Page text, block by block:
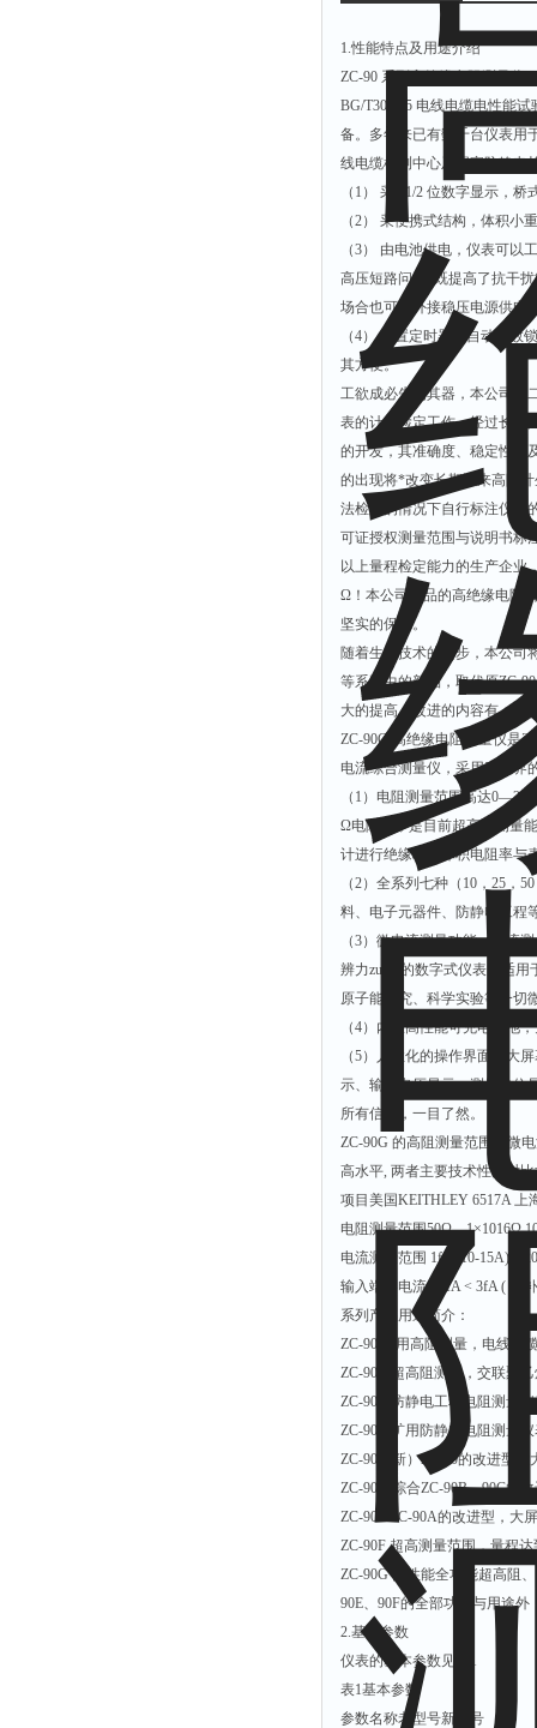
1.性能特点及用途介绍
ZC-90 系列高绝缘电阻测量仪
BG/T3048.5 电线电缆电性能
备。多年来已有数千台仪表用
线电缆检测中心及国家防静电
（1） 采3 1/2 位数字显示，
（2） 采便携式结构，体积小
（3） 由电池供电，仪表可
高压短路问题, 既提高了抗干
场合也可用外接稳压电源供电
（4） 内置定时器，自动读
其方便。
工欲成必先利其器，本公司在
表的计量检定工作，经过长时
的开发，其准确度、稳定性、
的出现将*改变长期以来高阻
法检测的情况下自行标注仪表
可证授权测量范围与说明书标
以上量程检定能力的生产企业
Ω！本公司出品的高绝缘电阻
坚实的保障。
随着生产技术的进步，本公司
等系列中的新品，取代原ZC-
大的提高，改进的内容有：显
ZC-90G 高绝缘电阻测量仪是
电流综合测量仪，采用了世界
（1）电阻测量范围高达
Ω电阻），是目前超高阻测量
计进行绝缘材料体积电阻率与
（2）全系列七种（10，25，
料、电子元器件、防静电工程
（3）微电流测量功能，电流
辨力zui强的数字式仪表，适
原子能研究、科学实验等一切
（4）内置高性能可充电电池
（5）人性化的操作界面。大
示、输出电压显示、测量单位
所有信息，一目了然。
ZC-90G 的高阻测量范围及微
高水平, 两者主要技术性能对
项目美国KEITHLEY 6517A 上
电阻测量范围50Ω—1×1016Ω
电流测量范围 1fA (10-
输入端零电流< 3fA < 3fA ( 可
系列产品用途简介：
ZC-90 通用高阻测量，电线电
ZC-90A 超高阻测量，交联聚
ZC-90B 防静电工程电阻测量
ZC-90C 矿用防静电电阻测量
ZC-90（新）ZC-90的改进型
ZC-90D 综合ZC-90B、90C的
ZC-90E ZC-90A的改进型，大
ZC-90F 超高测量范围，量程
ZC-90G 高性能全功能超高阻
90E、90F的全部功能与用途
2.基本参数
仪表的基本参数见表1
表1基本参数
参数名称老型号新型号